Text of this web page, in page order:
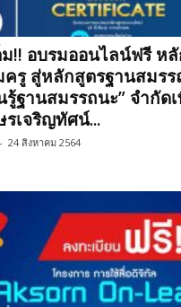
!! อบรมออนไลน์ฟรี หลั
รู สู่หลักสูตรฐานสมรร
รู้ฐานสมรรถนะ” จำกัด
เจริญทัศน์...
- 24 สิงหาคม 2564